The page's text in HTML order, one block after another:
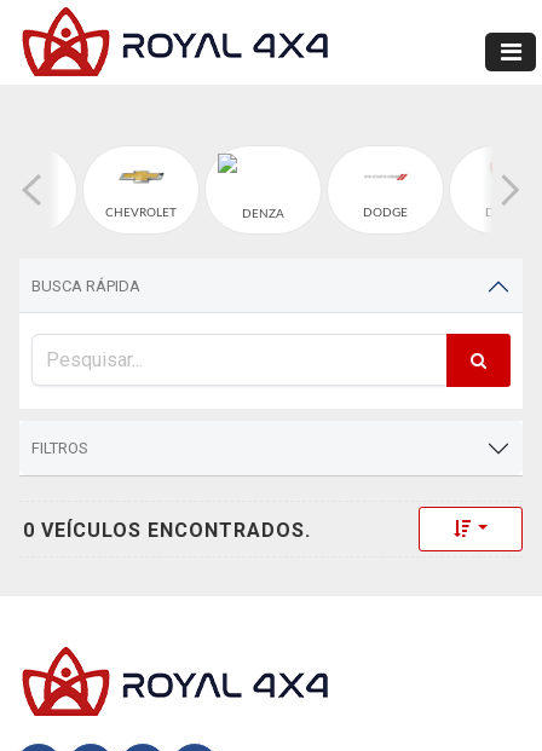
CHEVROLET DENZA DODGE DUCATI
BUSCA RÁPIDA
FILTROS
0 VEÍCULOS ENCONTRADOS. Toggle